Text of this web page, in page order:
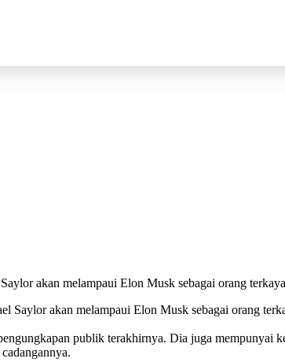
akan melampaui Elon Musk sebagai orang
Saylor akan melampaui Elon Musk sebagai orang
publik terakhirnya. Dia juga mempunyai